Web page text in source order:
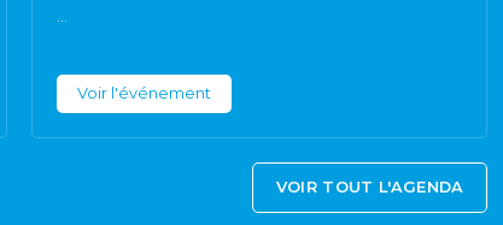
Voir l'événement
VOIR TOUT L'AGENDA